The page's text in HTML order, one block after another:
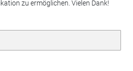
zu ermöglichen. Vielen Dank!